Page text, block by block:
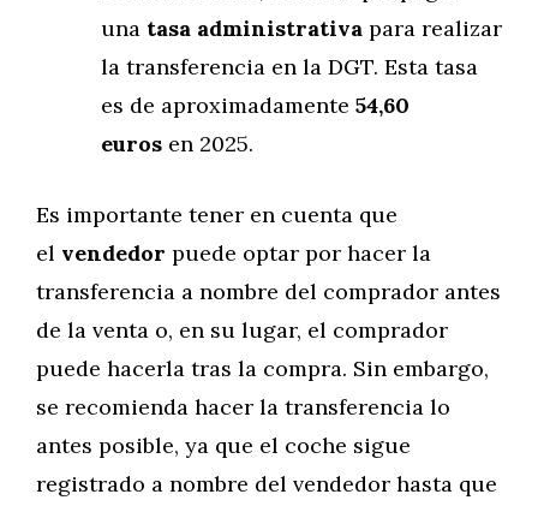
una tasa administrativa para realizar
la transferencia en la DGT. Esta tasa
es de aproximadamente 54,60
euros en 2025.
Es importante tener en cuenta que
el vendedor puede optar por hacer la
transferencia a nombre del comprador antes
de la venta o, en su lugar, el comprador
puede hacerla tras la compra. Sin embargo,
se recomienda hacer la transferencia lo
antes posible, ya que el coche sigue
registrado a nombre del vendedor hasta que